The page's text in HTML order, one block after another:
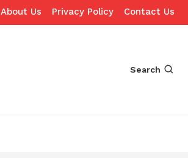
About Us Privacy Policy Contact Us
Search